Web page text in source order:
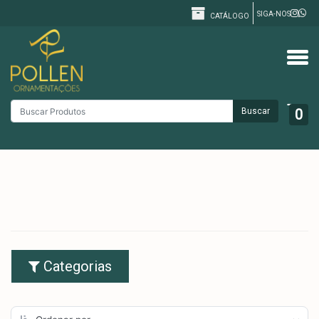
CATÁLOGO SIGA-NOS
Buscar 0
Categorias